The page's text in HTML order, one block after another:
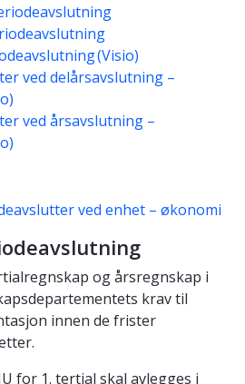
(Visio)
ved delårsavslutning –
ved årsavslutning –
ved enhet – økonomi
og årsregnskap i
krav til
innen de frister
for 1. tertial skal avlegges i